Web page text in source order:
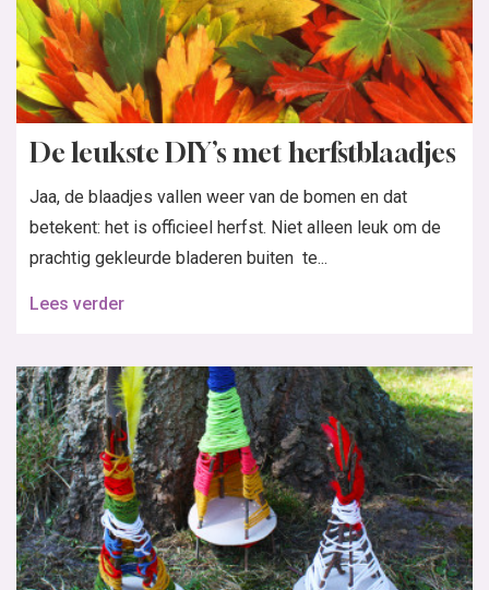
De leukste DIY’s met herfstblaadjes
Jaa, de blaadjes vallen weer van de bomen en dat
betekent: het is officieel herfst. Niet alleen leuk om de
prachtig gekleurde bladeren buiten te...
Lees verder